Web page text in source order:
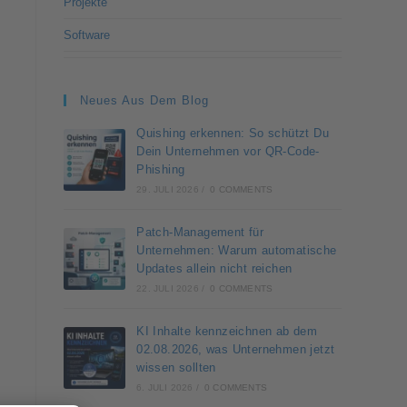
Software
Neues Aus Dem Blog
Quishing erkennen: So schützt Du
Dein Unternehmen vor QR-Code-
Phishing
29. JULI 2026 0 COMMENTS
Patch-Management für
Unternehmen: Warum automatische
Updates allein nicht reichen
22. JULI 2026 0 COMMENTS
KI Inhalte kennzeichnen ab dem
02.08.2026, was Unternehmen jetzt
wissen sollten
6. JULI 2026 0 COMMENTS